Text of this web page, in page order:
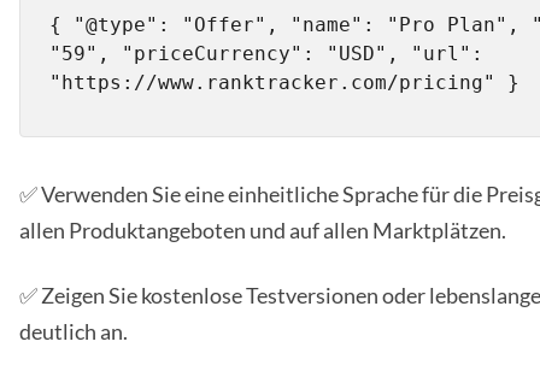
{ "@type": "Offer", "name": "Pro Plan",
"59", "priceCurrency": "USD", "url":
"https://www.ranktracker.com/pricing" }
✅ Verwenden Sie eine einheitliche Sprache für die
allen Produktangeboten und auf allen Marktplätzen.
✅ Zeigen Sie kostenlose Testversionen oder
deutlich an.